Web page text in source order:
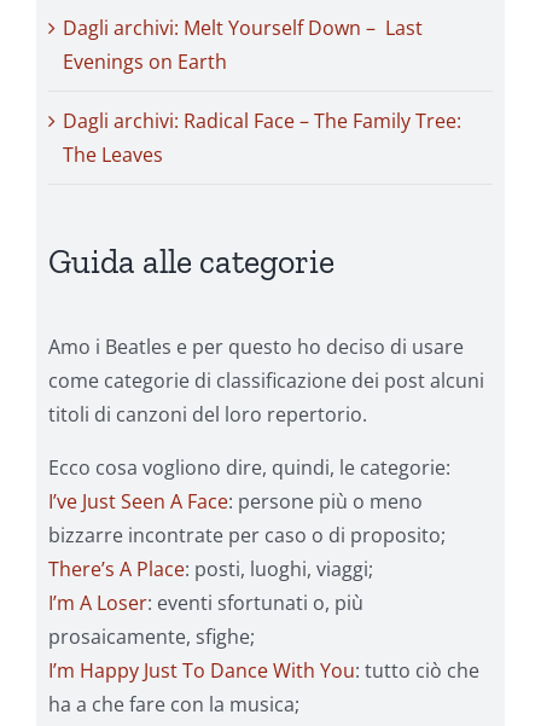
Dagli archivi: Melt Yourself Down – Last
Evenings on Earth
Dagli archivi: Radical Face – The Family Tree:
The Leaves
Guida alle categorie
Amo i Beatles e per questo ho deciso di usare
come categorie di classificazione dei post alcuni
titoli di canzoni del loro repertorio.
Ecco cosa vogliono dire, quindi, le categorie:
I’ve Just Seen A Face: persone più o meno
bizzarre incontrate per caso o di proposito;
There’s A Place: posti, luoghi, viaggi;
I’m A Loser: eventi sfortunati o, più
prosaicamente, sfighe;
I’m Happy Just To Dance With You: tutto ciò che
ha a che fare con la musica;